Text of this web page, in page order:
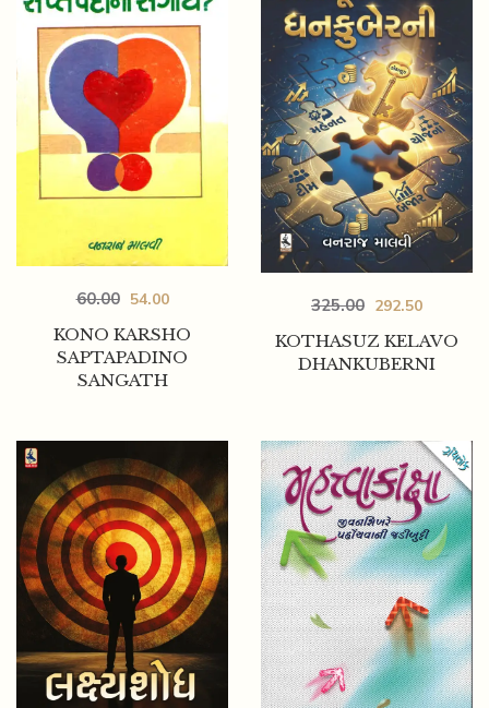
KONO KARSHO
SAPTAPADINO
SANGATH
60.00 54.00
KOTHASUZ KELAVO
DHANKUBERNI
325.00 292.50